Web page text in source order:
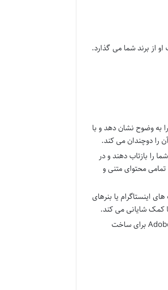
از برند شما می گذارد.
به وضوح نشان دهد و با
را دوچندان می کند.
را بازتاب دهند و در
محتوای متنی و
اینستاگرام یا بنرهای
کمک شایانی می کند.
می توانید از ابزارهای رایگان و کاربرپسند مانند Canva یا Adobe Express برای ساخت